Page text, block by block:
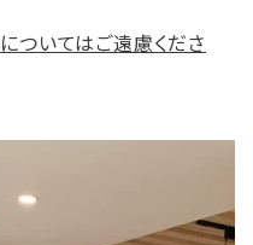
についてはご遠慮くださ